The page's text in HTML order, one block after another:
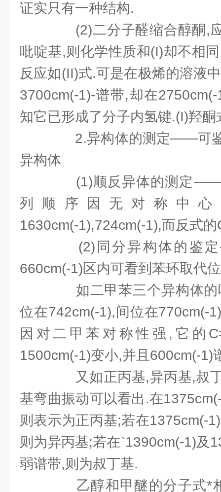
证实只有一种结构.
(2)二分子醛缩合醇酮,应
吡啶基,则化学性质和(I)却不相
反应如(II)式.可是在极烯的溶液
3700cm(-1)-谱带,却在
知它已形成了分子内氢键.(I)羟酮
2.异构体的测定——可鉴
异构体
(1)顺反异体的测定——
列顺序因无对称中心
1630cm(-1),724cm(-1),而反式
(2)同分异构体的鉴
660cm(-1)区内可看到苯环取代
如二甲苯三个异构体的
位在742cm(-1),间位在770cm(-
因对二甲苯对称性强,它的
1500cm(-1)变小,并且600cm(-1)
又如正丙基,异丙基,叔丁
基弯曲振动可以看出.在
则表示为正丙基;若在1375cm(-
则为异丙基;若在`1390cm(-1)及
弱谱带,则为叔丁基.
乙醇和甲醚的分子式*